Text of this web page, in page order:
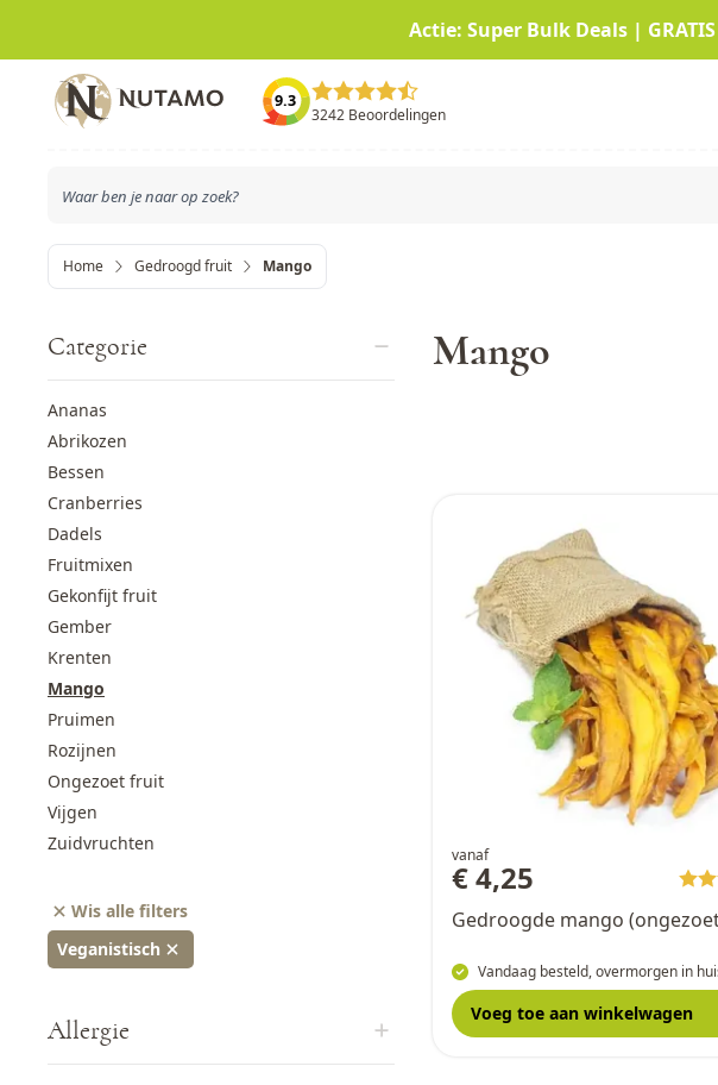
Actie: Super Bulk Deals |
Ga naar de inhoud
9.3
3242 Beoordelingen
Home Gedroogd fruit Mango
Categorie
Ananas
Abrikozen
Bessen
Cranberries
Dadels
Fruitmixen
Gekonfijt fruit
Gember
Krenten
Mango
Pruimen
Rozijnen
Ongezoet fruit
Vijgen
Zuidvruchten
Wis alle filters
Veganistisch
Allergie
Mango
vanaf
€ 4,25
Gedroogde mango
Vandaag besteld, overmorgen in
Voeg toe aan winkelwagen